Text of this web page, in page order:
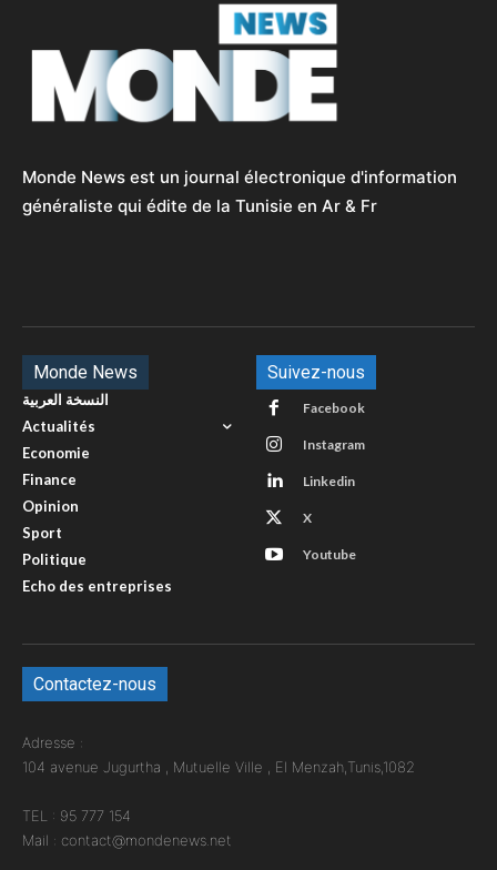
Monde News est un journal électronique d'information
généraliste qui édite de la Tunisie en Ar & Fr
Monde News
النسخة العربية
Actualités
Economie
Finance
Opinion
Sport
Politique
Echo des entreprises
Suivez-nous
Facebook
Instagram
Linkedin
X
Youtube
Contactez-nous
Adresse :
104 avenue Jugurtha , Mutuelle Ville , El Menzah,Tunis,1082
TEL : 95 777 154
Mail : contact@mondenews.net